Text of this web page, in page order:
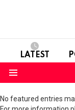
LATEST
No featured entries